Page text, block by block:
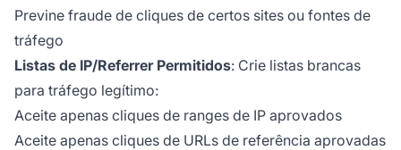
Previne fraude de cliques de certos sites ou fontes de
tráfego
Listas de IP/Referrer Permitidos: Crie listas brancas
para tráfego legítimo:
Aceite apenas cliques de ranges de IP aprovados
Aceite apenas cliques de URLs de referência aprovadas